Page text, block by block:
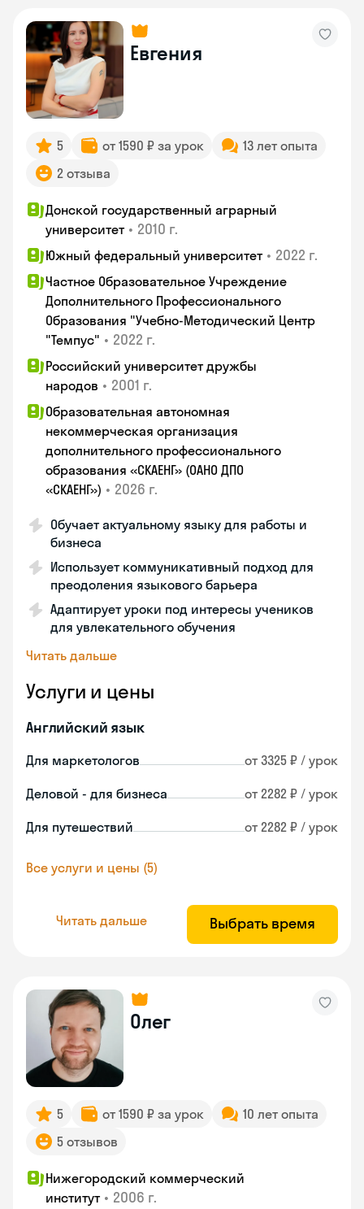
Евгения
5 от 1590 ₽ за урок
13 лет опыта
2 отзыва
Донской государственный аграрный
университет • 2010 г.
Южный федеральный университет • 2022 г.
Частное Образовательное Учреждение
Дополнительного Профессионального
Образования "Учебно-Методический Центр
"Темпус" • 2022 г.
Российский университет дружбы
народов • 2001 г.
Образовательная автономная
некоммерческая организация
дополнительного профессионального
образования «СКАЕНГ» (ОАНО ДПО
«СКАЕНГ») • 2026 г.
Обучает актуальному языку для работы и
бизнеса
Использует коммуникативный подход для
преодоления языкового барьера
Адаптирует уроки под интересы учеников
для увлекательного обучения
Читать дальше
Услуги и цены
Английский язык
Для маркетологов от 3325 ₽ / урок
Деловой - для бизнеса от 2282 ₽ / урок
Для путешествий от 2282 ₽ / урок
Все услуги и цены (5)
Читать дальше Выбрать время
Олег
5 от 1590 ₽ за урок
10 лет опыта
5 отзывов
Нижегородский коммерческий
институт • 2006 г.